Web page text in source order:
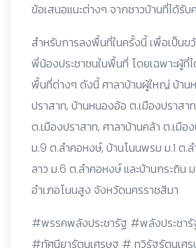
ข้อเสนอแนะต่างๆ จากชาวบ้านที่ได้รับ
สำหรับการลงพื้นที่ในครั้งนี้ เพื่อเป็นข
พี่น้องประชาชนในพื้นที่ โดยเฉพาะผู้ที่
พื้นที่ต่างๆ ดังนี้ ศาลาบ้านผู้ใหญ่ บ้าน
ปราสาท, บ้านหนองอ้อ ต.เมืองปราสา
ต.เมืองปราสาท, ศาลาบ้านคล้า ต.เมือ
ม.9 ต.ลำคอหงษ์, บ้านโนนพรม ม.1 ต.
ลาว ม.6 ต.ลำคอหงษ์ และบ้านกระถิน
อำเภอโนนสูง จังหวัดนครราชสีมา
#พรรคพลังประชารัฐ #พลังประชา
#ทัศนียารัตนเศรษฐ # ทวิรัฐรัตนเศ